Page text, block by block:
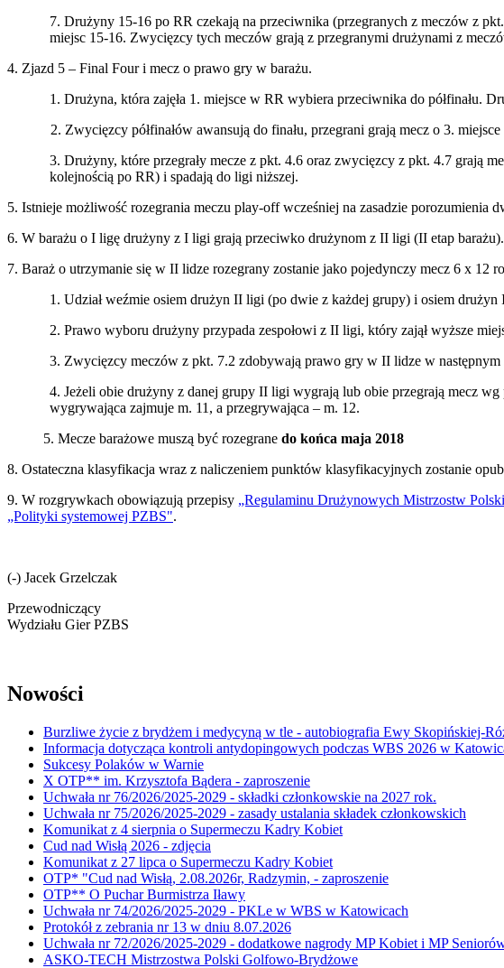
7. Drużyny 15-16 po RR czekają na przeciwnika (przegranych z meczów z
miejsc 15-16. Zwycięzcy tych meczów grają z przegranymi drużynami z
4. Zjazd 5 – Final Four i mecz o prawo gry w barażu.
1. Drużyna, która zajęła 1. miejsce w RR wybiera przeciwnika do półfinału.
2. Zwycięzcy półfinałów awansują do finału, przegrani grają mecz o 3. miejsce
3. Drużyny, które przegrały mecze z pkt. 4.6 oraz zwycięzcy z pkt. 4.7 grają
kolejnością po RR) i spadają do ligi niższej.
5. Istnieje możliwość rozegrania meczu play-off wcześniej na zasadzie porozumienia
6. W barażu o I ligę drużyny z I ligi grają przeciwko drużynom z II ligi (II etap
7. Baraż o utrzymanie się w II lidze rozegrany zostanie jako pojedynczy mecz 6 x 12
1. Udział weźmie osiem drużyn II ligi (po dwie z każdej grupy) i osiem
2. Prawo wyboru drużyny przypada zespołowi z II ligi, który zajął wyższe
3. Zwycięzcy meczów z pkt. 7.2 zdobywają prawo gry w II lidze w
4. Jeżeli obie drużyny z danej grupy II ligi wygrają lub obie przegrają mecz
wygrywająca zajmuje m. 11, a przegrywająca – m. 12.
5. Mecze barażowe muszą być rozegrane do końca maja 2018
8. Ostateczna klasyfikacja wraz z naliczeniem punktów klasyfikacyjnych zostanie
9. W rozgrywkach obowiązują przepisy „Regulaminu Drużynowych Mistrzostw
„Polityki systemowej PZBS".
(-) Jacek Grzelczak
Przewodniczący
Wydziału Gier PZBS
Nowości
Burzliwe życie z brydżem i medycyną w tle - autobiografia Ewy Skopińskiej-
Informacja dotycząca kontroli antydopingowych podczas WBS 2026 w
Sukcesy Polaków w Warnie
X OTP** im. Krzysztofa Bądera - zaproszenie
Uchwała nr 76/2026/2025-2029 - składki członkowskie na 2027 rok.
Uchwała nr 75/2026/2025-2029 - zasady ustalania składek członkowskich
Komunikat z 4 sierpnia o Supermeczu Kadry Kobiet
Cud nad Wisłą 2026 - zdjęcia
Komunikat z 27 lipca o Supermeczu Kadry Kobiet
OTP* "Cud nad Wisłą, 2.08.2026r, Radzymin, - zaproszenie
OTP** O Puchar Burmistrza Iławy
Uchwała nr 74/2026/2025-2029 - PKLe w WBS w Katowicach
Protokół z zebrania nr 13 w dniu 8.07.2026
Uchwała nr 72/2026/2025-2029 - dodatkowe nagrody MP Kobiet i MP
ASKO-TECH Mistrzostwa Polski Golfowo-Brydżowe